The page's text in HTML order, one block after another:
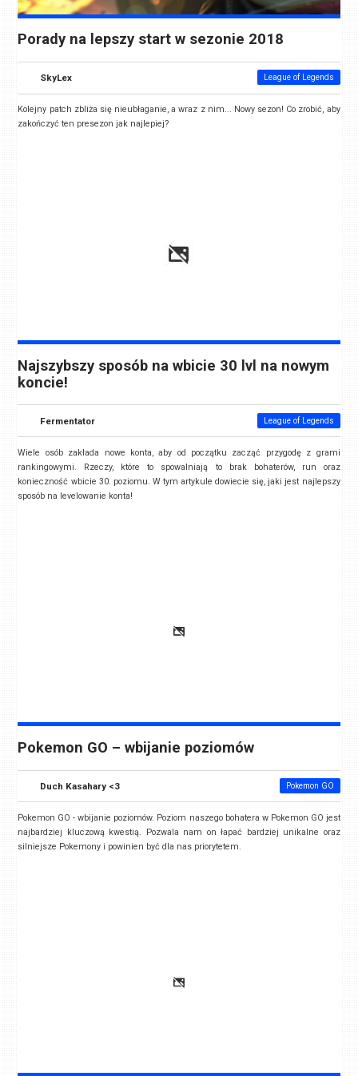
Porady na lepszy start w sezonie 2018
SkyLex League of Legends
Kolejny patch zbliża się nieubłaganie, a wraz z nim... Nowy sezon! Co zrobić, aby
zakończyć ten presezon jak najlepiej?
Najszybszy sposób na wbicie 30 lvl na nowym
koncie!
Fermentator League of Legends
Wiele osób zakłada nowe konta, aby od początku zacząć przygodę z grami
rankingowymi. Rzeczy, które to spowalniają to brak bohaterów, run oraz
konieczność wbicie 30. poziomu. W tym artykule dowiecie się, jaki jest najlepszy
sposób na levelowanie konta!
Pokemon GO – wbijanie poziomów
Duch Kasahary <3 Pokemon GO
Pokemon GO - wbijanie poziomów. Poziom naszego bohatera w Pokemon GO jest
najbardziej kluczową kwestią. Pozwala nam on łapać bardziej unikalne oraz
silniejsze Pokemony i powinien być dla nas priorytetem.